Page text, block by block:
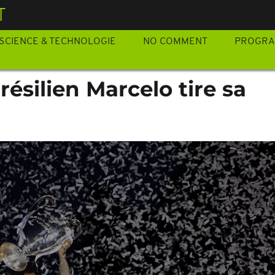
SCIENCE & TECHNOLOGIE NO COMMENT
Marcelo tire sa